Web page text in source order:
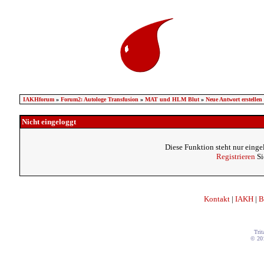
IAKHforum» Forum2: Autologe Transfusion » MAT und HLM Blut» Neue Antwort erstellen
Nicht eingeloggt
Diese Funktion steht nur
Registrieren
Kontakt | IAKH |
©